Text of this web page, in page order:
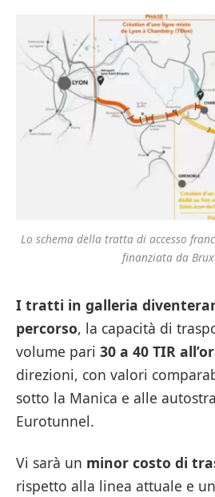
Lo schema della tratta di accesso
finanziata da
I tratti in galleria
percorso, la capacità di
volume pari 30 a 40 TIR
direzioni, con valori
sotto la Manica e alle
Eurotunnel.
Vi sarà un minor costo di
rispetto alla linea attuale e